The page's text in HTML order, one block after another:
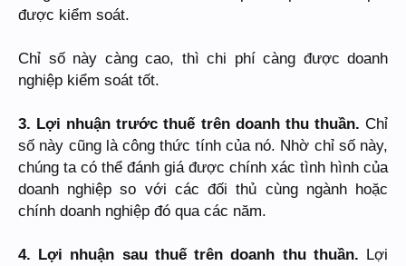
được kiểm soát.
Chỉ số này càng cao, thì chi phí càng được doanh
nghiệp kiểm soát tốt.
3. Lợi nhuận trước thuế trên doanh thu thuần. Chỉ
số này cũng là công thức tính của nó. Nhờ chỉ số này,
chúng ta có thể đánh giá được chính xác tình hình của
doanh nghiệp so với các đối thủ cùng ngành hoặc
chính doanh nghiệp đó qua các năm.
4. Lợi nhuận sau thuế trên doanh thu thuần. Lợi